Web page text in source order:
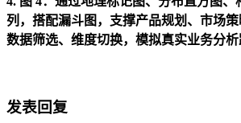
列 ，搭配漏斗图 ，支撑产品规划、市场
数据筛选、维度切换，模拟真实业务分析
发表回复